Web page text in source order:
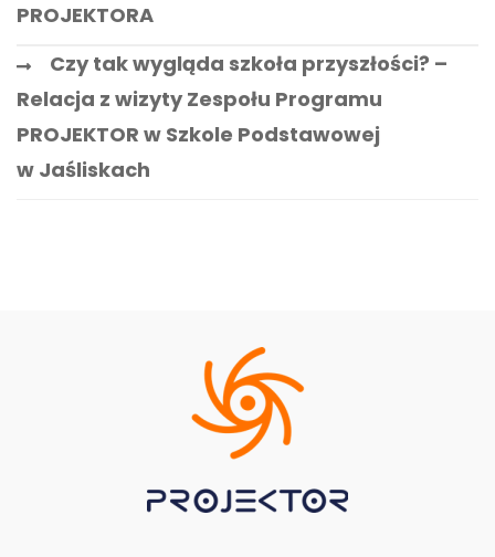
PROJEKTORA
Czy tak wygląda szkoła przyszłości? –
Relacja z wizyty Zespołu Programu
PROJEKTOR w Szkole Podstawowej
w Jaśliskach